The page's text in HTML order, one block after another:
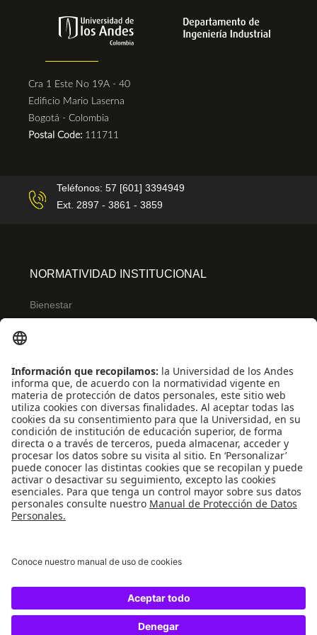
Cra 1 Este No 19A - 40
Edificio Mario Laserna
Bogotá - Colombia
Postal Code: 111711
Teléfonos: 57 [601] 3394949
Ext. 2897 - 3861 - 3859
NORMATIVIDAD INSTITUCIONAL
Bienestar
Ley de transparencia
ENLACES RÁPIDOS
Centro de español
Conecta-TE
Convivencia y transparencia
Reconocimiento como Universidad: Decreto 1297 del 30 de mayo de 1964.